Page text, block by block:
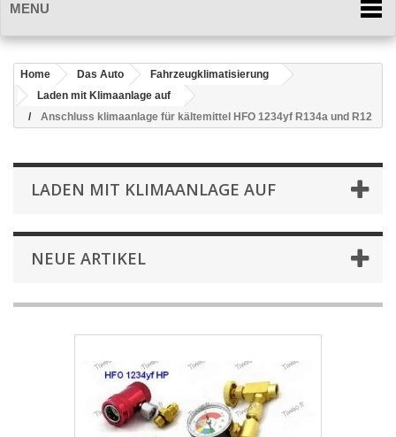
MENU
Home Das Auto
Fahrzeugklimatisierung
Laden mit Klimaanlage auf
Anschluss klimaanlage für kältemittel HFO 1234yf R134a und R12
LADEN MIT KLIMAANLAGE AUF
NEUE ARTIKEL